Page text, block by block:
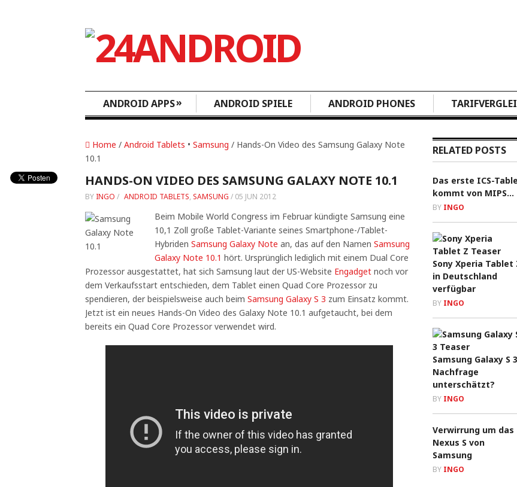
ANDROID APPS» ANDROID SPIELE ANDROID PHONES
Home / Android Tablets • Samsung / Hands-On Video des Samsung Galaxy Note
10.1
HANDS-ON VIDEO DES SAMSUNG GALAXY NOTE 10.1
BY INGO / ANDROID TABLETS, SAMSUNG / 05 JUN 2012
Beim Mobile World Congress im Februar kündigte Samsung eine
10,1 Zoll große Tablet-Variante seines Smartphone-/Tablet-
Hybriden Samsung Galaxy Note an, das auf den Namen Samsung
Galaxy Note 10.1 hört. Ursprünglich lediglich mit einem Dual Core
Prozessor ausgestattet, hat sich Samsung laut der US-Website Engadget noch vor
dem Verkaufsstart entschieden, dem Tablet einen Quad Core Prozessor zu
spendieren, der beispielsweise auch beim Samsung Galaxy S 3 zum Einsatz kommt.
Jetzt ist ein neues Hands-On Video des Galaxy Note 10.1 aufgetaucht, bei dem
bereits ein Quad Core Prozessor verwendet wird.
RELATED POSTS
Das erste ICS-
kommt von MIPS…
BY INGO
Sony Xperia Tablet
in Deutschland
verfügbar
BY INGO
Samsung Galaxy S
Nachfrage
unterschätzt?
BY INGO
Verwirrung um das
Nexus S von
Samsung
BY INGO